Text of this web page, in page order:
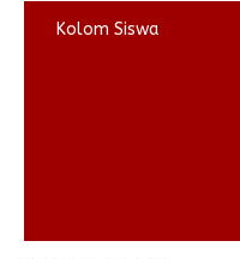
Kolom Siswa